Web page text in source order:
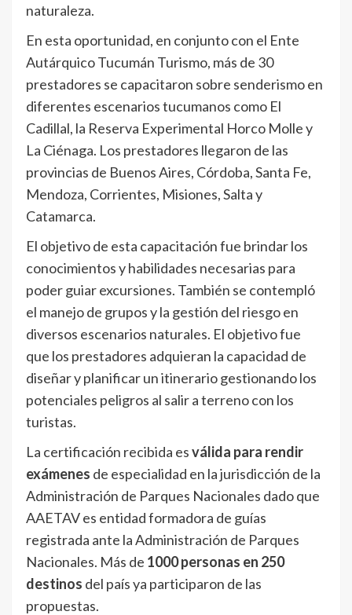
naturaleza.
En esta oportunidad, en conjunto con el Ente
Autárquico Tucumán Turismo, más de 30
prestadores se capacitaron sobre senderismo en
diferentes escenarios tucumanos como El
Cadillal, la Reserva Experimental Horco Molle y
La Ciénaga. Los prestadores llegaron de las
provincias de Buenos Aires, Córdoba, Santa Fe,
Mendoza, Corrientes, Misiones, Salta y
Catamarca.
El objetivo de esta capacitación fue brindar los
conocimientos y habilidades necesarias para
poder guiar excursiones. También se contempló
el manejo de grupos y la gestión del riesgo en
diversos escenarios naturales. El objetivo fue
que los prestadores adquieran la capacidad de
diseñar y planificar un itinerario gestionando los
potenciales peligros al salir a terreno con los
turistas.
La certificación recibida esválida para rendir
exámenes de especialidad en la jurisdicción de la
Administración de Parques Nacionales dado que
AAETAV es entidad formadora de guías
registrada ante la Administración de Parques
Nacionales. Más de 1000 personas en 250
destinos del país ya participaron de las
propuestas.